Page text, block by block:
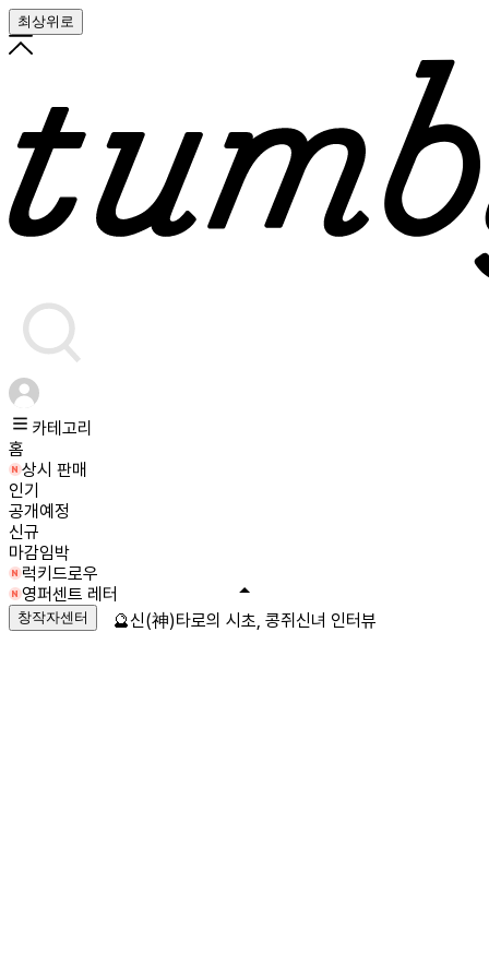
최상위로
카테고리
홈
상시 판매
인기
공개예정
신규
마감임박
럭키드로우
영퍼센트 레터
창작자센터 🔮신(神)타로의 시초, 콩쥐신녀 인터뷰